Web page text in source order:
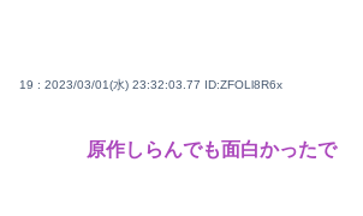
19 : 2023/03/01(水) 23:32:03.77 ID:ZFOLl8R6x
原作しらんでも面白かったで